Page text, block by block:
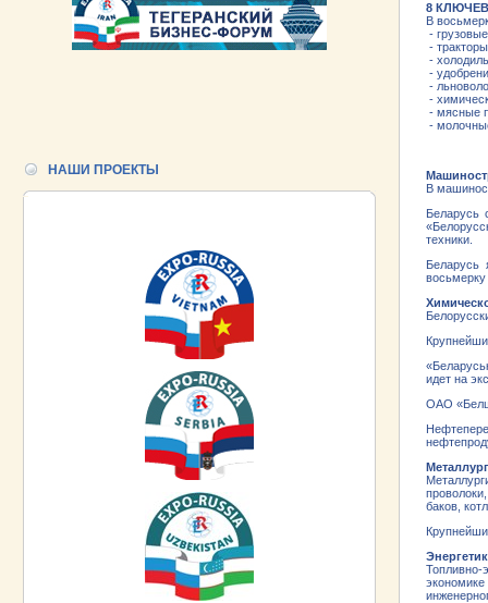
НАШИ ПРОЕКТЫ
8
В
-
-
-
-
-
-
- мясные
-
В
Беларусь
техники.
Беларусь
идет на
ОАО
баков,
Топливно-